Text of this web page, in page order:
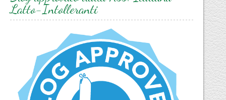
Latto-Intolleranti